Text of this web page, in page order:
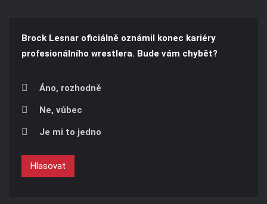
Brock Lesnar oficiálně oznámil konec kariéry
profesionálního wrestlera. Bude vám chybět?
Áno, rozhodně
Ne, vůbec
Je mi to jedno
Hlasovat